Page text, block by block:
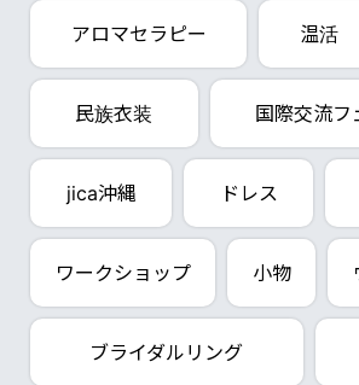
アロマセラピー 温活
民族衣装 国際交流フ
jica沖縄 ドレス
ワークショップ 小物
ブライダルリング